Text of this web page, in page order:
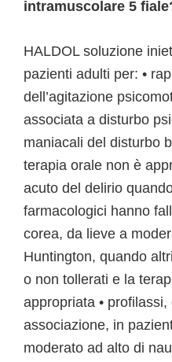
intramuscolare 5
HALDOL soluzione
pazienti adulti per: •
dell’agitazione
associata a disturbo
maniacali del disturbo
terapia orale non è
acuto del delirio
farmacologici hanno
corea, da lieve a
Huntington, quando
o non tollerati e la
appropriata •
associazione, in
moderato ad alto di